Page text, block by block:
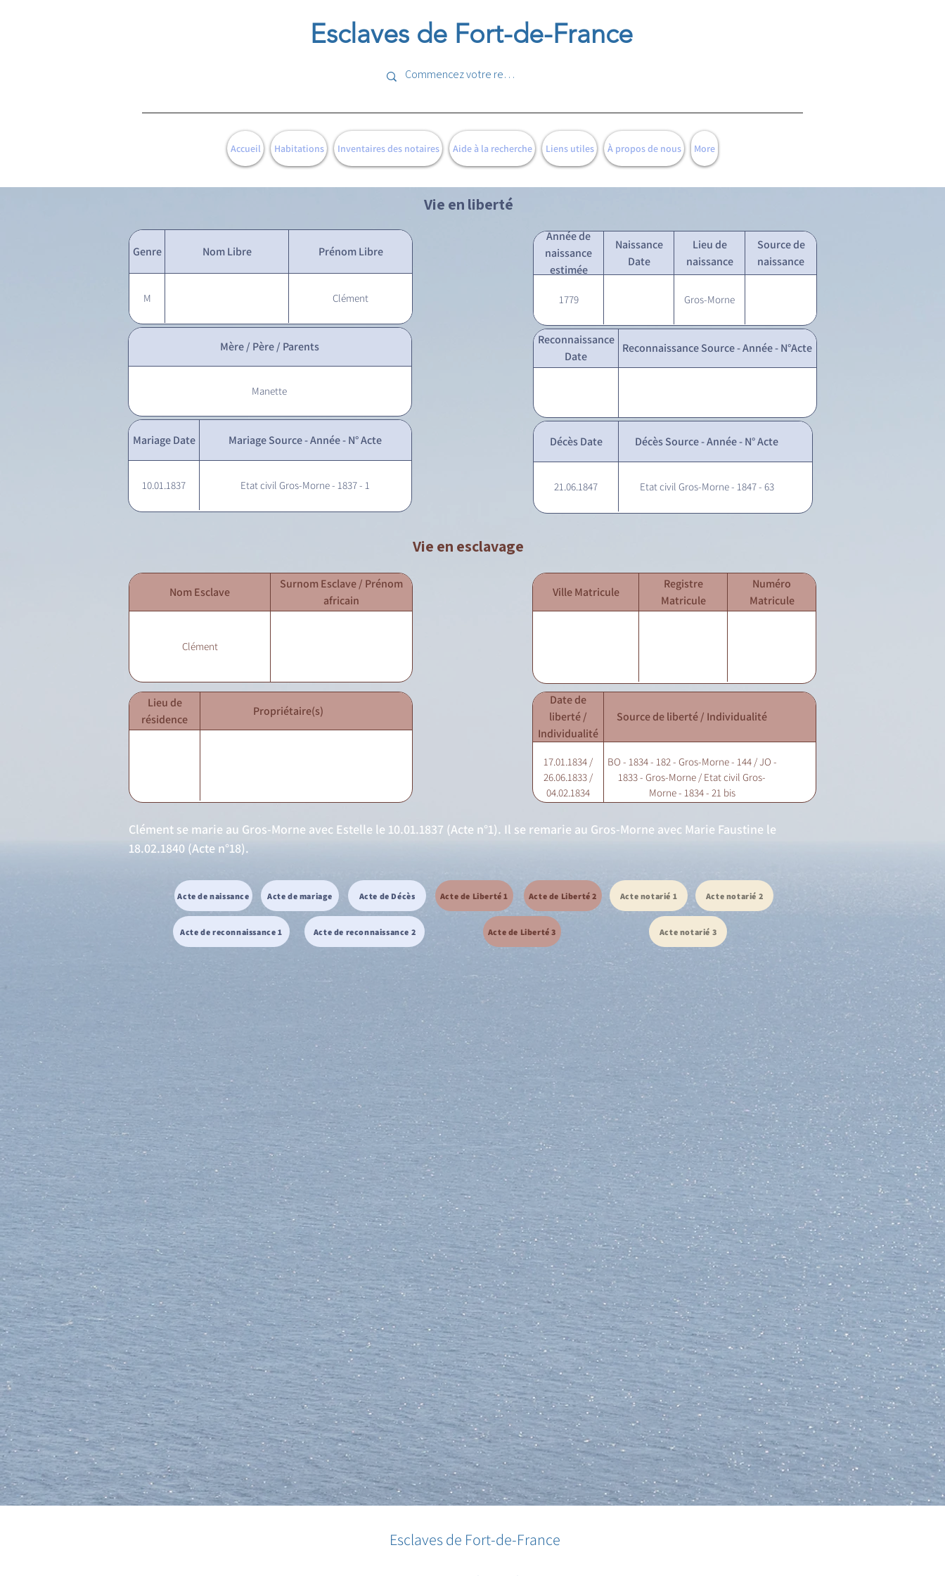
Esclaves de Fort-de-France
Accueil Habitations Inventaires des notaires Aide à la recherche Liens utiles À propos de nous More
Vie en liberté
Genre Nom Libre Prénom Libre
M Clément
Année de
naissance
estimée
Naissance
Date
Lieu de
naissance
Source de
naissance
1779 Gros-Morne
Mère / Père / Parents
Manette
Mariage Date Mariage Source - Année - N° Acte
10.01.1837 Etat civil Gros-Morne - 1837 - 1
Reconnaissance
Date
Reconnaissance Source - Année - N°Acte
Décès Date Décès Source - Année - N° Acte
21.06.1847 Etat civil Gros-Morne - 1847 - 63
Vie en esclavage
Nom Esclave
Surnom Esclave / Prénom
africain
Clément
Ville Matricule
Registre
Matricule
Numéro
Matricule
Lieu de
résidence
Propriétaire(s)
Date de
liberté /
Individualité
Source de liberté / Individualité
17.01.1834 /
26.06.1833 /
04.02.1834
BO - 1834 - 182 - Gros-Morne - 144 / JO -
1833 - Gros-Morne / Etat civil Gros-
Morne - 1834 - 21 bis
Clément se marie au Gros-Morne avec Estelle le 10.01.1837 (Acte n°1). Il se remarie au Gros-Morne avec Marie Faustine le
18.02.1840 (Acte n°18).
Acte de naissance Acte de mariage Acte de Décès
Acte de reconnaissance 1 Acte de reconnaissance 2
Acte de Liberté 1 Acte de Liberté 2
Acte de Liberté 3
Acte notarié 1 Acte notarié 2
Acte notarié 3
Esclaves de Fort-de-France